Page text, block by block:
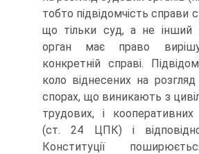
тобто підвідомчість справи
що тільки суд, а не інший
орган має право
конкретній справі.
коло віднесених на
спорах, що виникають з
трудових, і кооперативних
(ст. 24 ЦПК) і
Конституції